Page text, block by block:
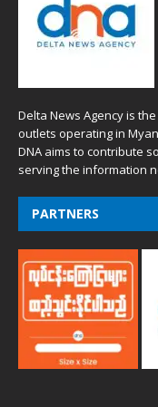
Delta News Agency is
outlets operating in
DNA aims to contribute
serving the information
PARTNERS